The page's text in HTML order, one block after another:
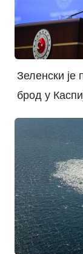
Зеленски је
брод у